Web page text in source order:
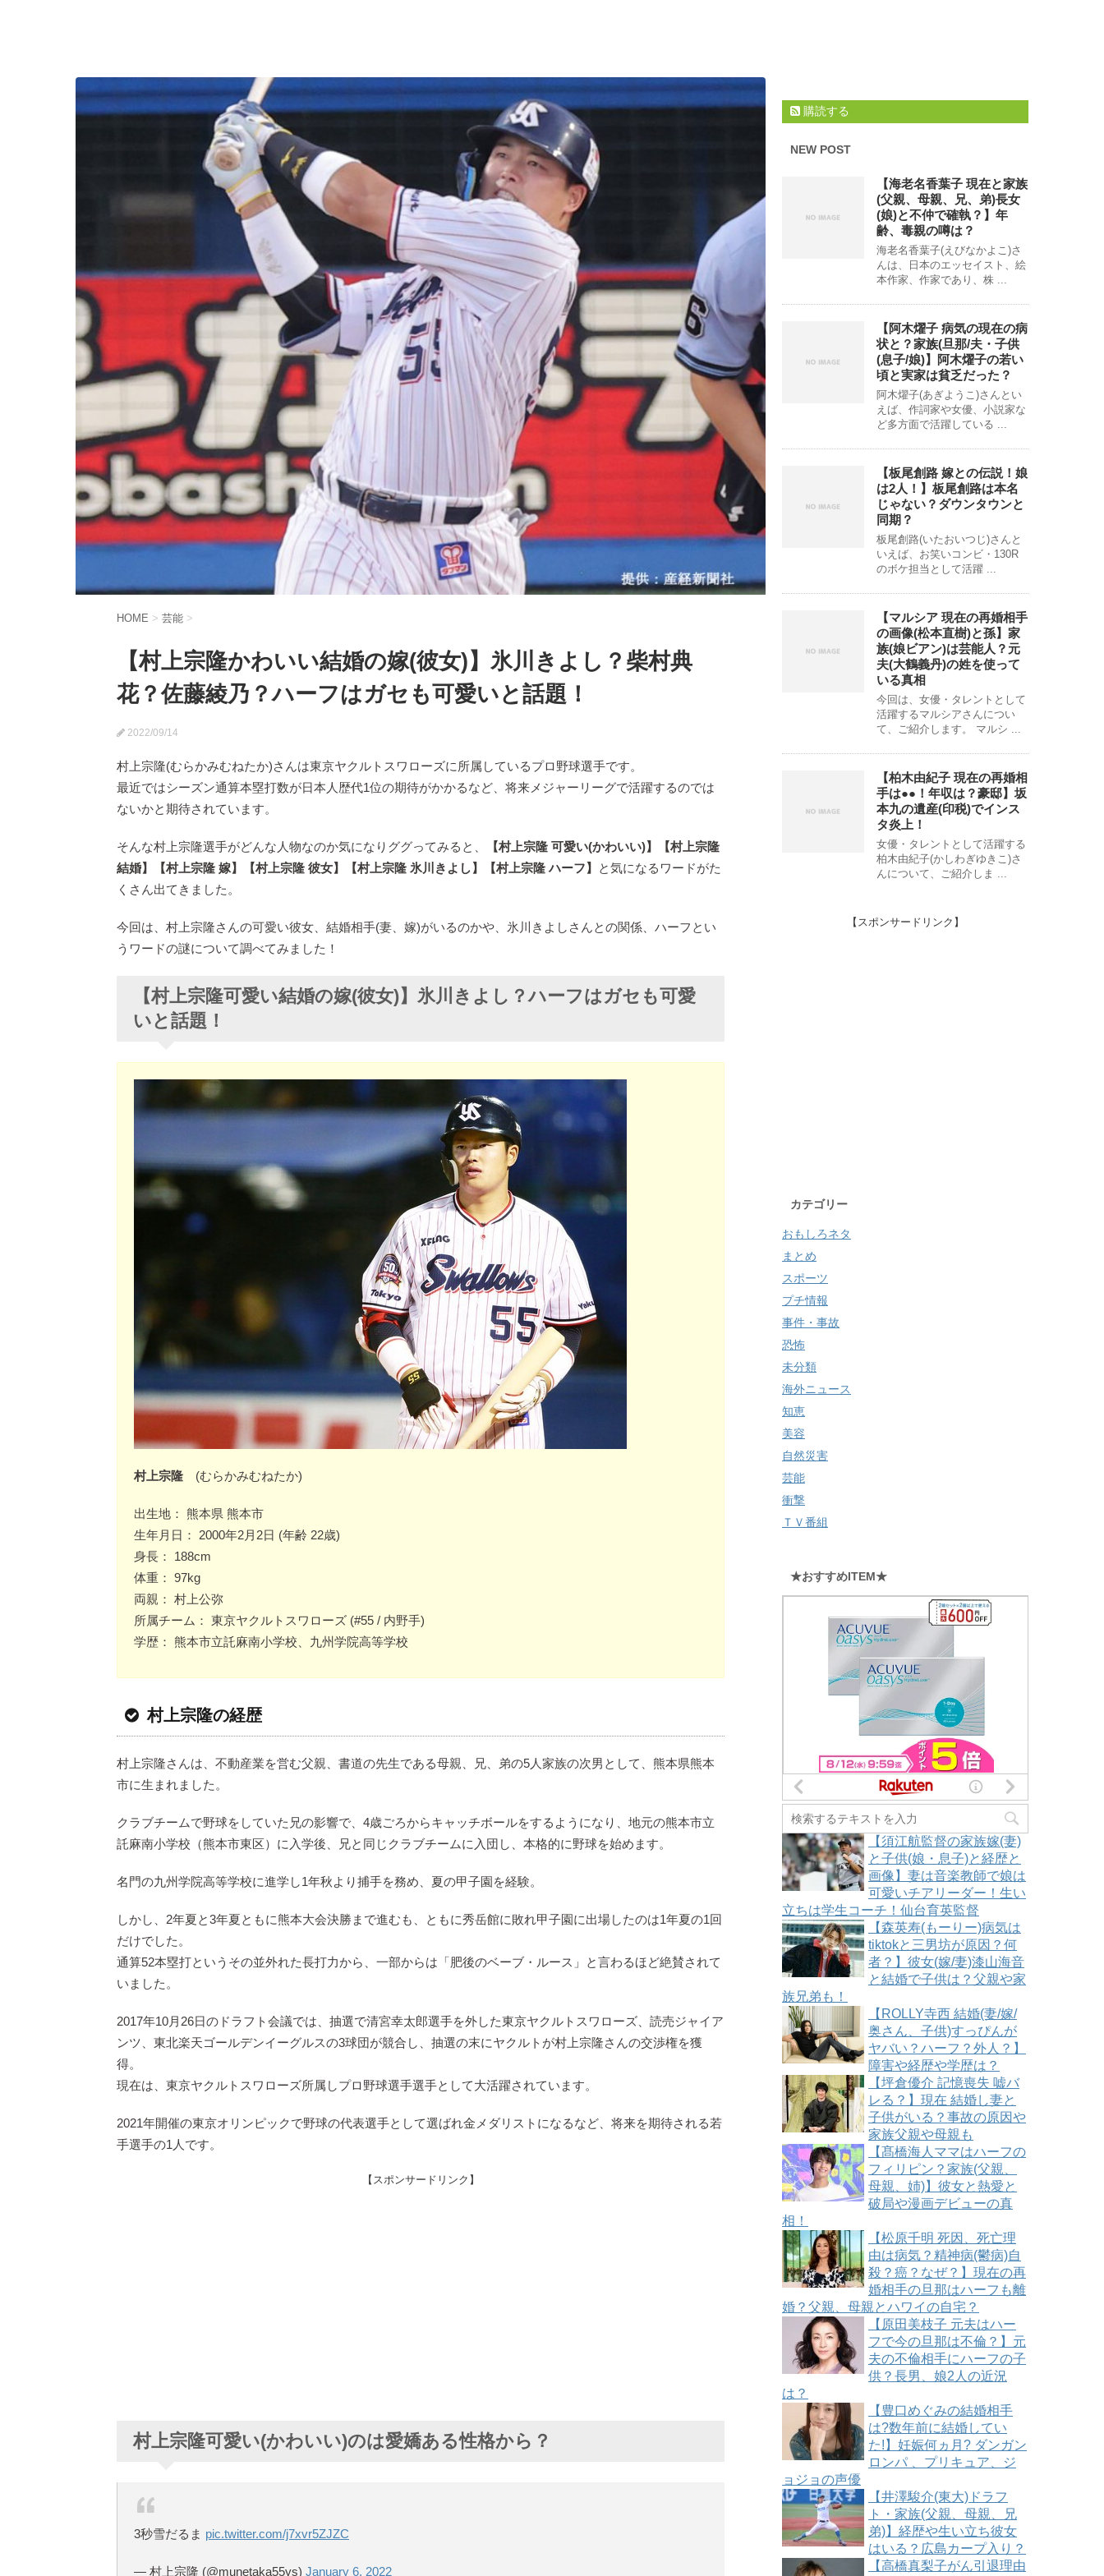
HOME > 芸能 >
【村上宗隆かわいい結婚の嫁(彼女)】氷川きよし？柴村典
花？佐藤綾乃？ハーフはガセも可愛いと話題！
2022/09/14
村上宗隆(むらかみむねたか)さんは東京ヤクルトスワローズに所属しているプロ野球選手です。
最近ではシーズン通算本塁打数が日本人歴代1位の期待がかかるなど、将来メジャーリーグで活躍するのでは
ないかと期待されています。
そんな村上宗隆選手がどんな人物なのか気になりググってみると、
【村上宗隆 可愛い(かわいい)】【村上宗隆
結婚】【村上宗隆 嫁】【村上宗隆 彼女】【村上宗隆 氷川きよし】【村上宗隆 ハーフ】
と気になるワードがた
くさん出てきました。
今回は、村上宗隆さんの可愛い彼女、結婚相手(妻、嫁)がいるのかや、氷川きよしさんとの関係、ハーフとい
うワードの謎について調べてみました！
【村上宗隆可愛い結婚の嫁(彼女)】氷川きよし？ハーフはガセも可愛
いと話題！
村上宗隆 (むらかみむねたか)
出生地： 熊本県 熊本市
生年月日： 2000年2月2日 (年齢 22歳)
身長： 188cm
体重： 97kg
両親： 村上公弥
所属チーム： 東京ヤクルトスワローズ (#55 / 内野手)
学歴： 熊本市立託麻南小学校、九州学院高等学校
村上宗隆の経歴
村上宗隆さんは、不動産業を営む父親、書道の先生である母親、兄、弟の5人家族の次男として、熊本県熊本
市に生まれました。
クラブチームで野球をしていた兄の影響で、4歳ごろからキャッチボールをするようになり、地元の熊本市立
託麻南小学校（熊本市東区）に入学後、兄と同じクラブチームに入団し、本格的に野球を始めます。
名門の九州学院高等学校に進学し1年秋より捕手を務め、夏の甲子園を経験。
しかし、2年夏と3年夏ともに熊本大会決勝まで進むも、ともに秀岳館に敗れ甲子園に出場したのは1年夏の1回
だけでした。
通算52本塁打というその並外れた長打力から、一部からは「肥後のベーブ・ルース」と言わるほど絶賛されて
いました。
2017年10月26日のドラフト会議では、抽選で清宮幸太郎選手を外した東京ヤクルトスワローズ、読売ジャイア
ンツ、東北楽天ゴールデンイーグルスの3球団が競合し、抽選の末にヤクルトが村上宗隆さんの交渉権を獲
得。
現在は、東京ヤクルトスワローズ所属しプロ野球選手選手として大活躍されています。
2021年開催の東京オリンピックで野球の代表選手として選ばれ金メダリストになるなど、将来を期待される若
手選手の1人です。
【スポンサードリンク】
村上宗隆可愛い(かわいい)のは愛嬌ある性格から？
3秒雪だるま pic.twitter.com/j7xvr5ZJZC
— 村上宗隆 (@munetaka55ys) January 6, 2022
購読する
NEW POST
【海老名香葉子 現在と家族
(父親、母親、兄、弟)長女
(娘)と不仲で確執？】年
齢、毒親の噂は？
海老名香葉子(えびなかよこ)さ
んは、日本のエッセイスト、絵
本作家、作家であり、株 ...
【阿木燿子 病気の現在の病
状と？家族(旦那/夫・子供
(息子/娘)】阿木燿子の若い
頃と実家は貧乏だった？
阿木燿子(あぎようこ)さんとい
えば、作詞家や女優、小説家な
ど多方面で活躍している ...
【板尾創路 嫁との伝説！娘
は2人！】板尾創路は本名
じゃない？ダウンタウンと
同期？
板尾創路(いたおいつじ)さんと
いえば、お笑いコンビ・130R
のボケ担当として活躍 ...
【マルシア 現在の再婚相手
の画像(松本直樹)と孫】家
族(娘ビアン)は芸能人？元
夫(大鶴義丹)の姓を使って
いる真相
今回は、女優・タレントとして
活躍するマルシアさんについ
て、ご紹介します。 マルシ ...
【柏木由紀子 現在の再婚相
手は●●！年収は？豪邸】坂
本九の遺産(印税)でインス
タ炎上！
女優・タレントとして活躍する
柏木由紀子(かしわぎゆきこ)さ
んについて、ご紹介しま ...
【スポンサードリンク】
カテゴリー
おもしろネタ
まとめ
スポーツ
プチ情報
事件・事故
恐怖
未分類
海外ニュース
知恵
美容
自然災害
芸能
衝撃
ＴＶ番組
★おすすめITEM★
【須江航監督の家族嫁(妻)
と子供(娘・息子)と経歴と
画像】妻は音楽教師で娘は
可愛いチアリーダー！生い
立ちは学生コーチ！仙台育英監督
【森英寿(もーりー)病気は
tiktokと三男坊が原因？何
者？】彼女(嫁/妻)漆山海音
と結婚で子供は？父親や家
族兄弟も！
【ROLLY寺西 結婚(妻/嫁/
奥さん、子供)すっぴんが
ヤバい？ハーフ？外人？】
障害や経歴や学歴は？
【坪倉優介 記憶喪失 嘘バ
レる？】現在 結婚し妻と
子供がいる？事故の原因や
家族父親や母親も
【髙橋海人ママはハーフの
フィリピン？家族(父親、
母親、姉)】彼女と熱愛と
破局や漫画デビューの真
相！
【松原千明 死因、死亡理
由は病気？精神病(鬱病)自
殺？癌？なぜ？】現在の再
婚相手の旦那はハーフも離
婚？父親、母親とハワイの自宅？
【原田美枝子 元夫はハー
フで今の旦那は不倫？】元
夫の不倫相手にハーフの子
供？長男、娘2人の近況
は？
【豊口めぐみの結婚相手
は?数年前に結婚してい
た!】妊娠何ヵ月? ダンガン
ロンパ 、プリキュア、ジ
ョジョの声優
【井澤駿介(東大)ドラフ
ト・家族(父親、母親、兄
弟)】経歴や生い立ち彼女
はいる？広島カープ入り？
【高橋真梨子がん引退理由